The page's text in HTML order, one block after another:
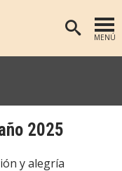
MENÚ
2025
y alegría